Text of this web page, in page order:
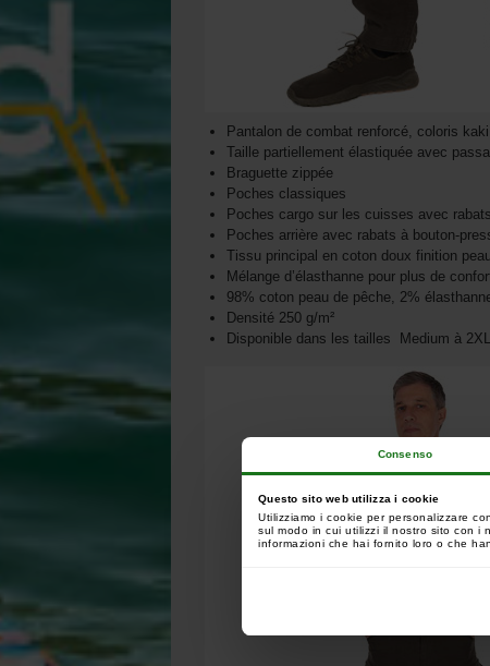
Consenso
Questo sito web utilizza i cookie
Utilizziamo i cookie per personalizzare
sul modo in cui utilizzi il nostro sito con i
informazioni che hai fornito loro o che
Pantalon de combat renforcé, coloris kaki
Taille partiellement élastiquée avec
Braguette zippée
Poches classiques
Poches cargo sur les cuisses avec
Poches arrière avec rabats à bouton-
Tissu principal en coton doux finition
Mélange d’élasthanne pour plus de
98% coton peau de pêche, 2%
Densité 250 g/m²
Disponible dans les tailles Medium à 2XL